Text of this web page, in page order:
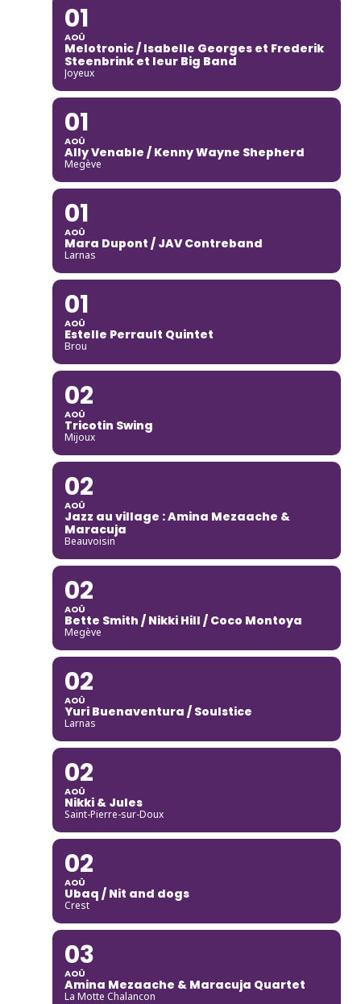
01
AOÛ
Melotronic / Isabelle Georges et Frederik
Steenbrink et leur Big Band
Joyeux
01
AOÛ
Ally Venable / Kenny Wayne Shepherd
Megève
01
AOÛ
Mara Dupont / JAV Contreband
Larnas
01
AOÛ
Estelle Perrault Quintet
Brou
02
AOÛ
Tricotin Swing
Mijoux
02
AOÛ
Jazz au village : Amina Mezaache &
Maracuja
Beauvoisin
02
AOÛ
Bette Smith / Nikki Hill / Coco Montoya
Megève
02
AOÛ
Yuri Buenaventura / Soulstice
Larnas
02
AOÛ
Nikki & Jules
Saint-Pierre-sur-Doux
02
AOÛ
Ubaq / Nit and dogs
Crest
03
AOÛ
Amina Mezaache & Maracuja Quartet
La Motte Chalancon